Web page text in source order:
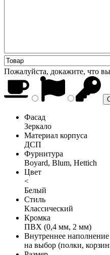
Пожалуйста, докажите, что
Фасад
Зеркало
Материал корпуса
ДСП
Фурнитура
Boyard, Blum, Hettich
Цвет
<
Белый
Стиль
Классический
Кромка
ПВХ (0,4 мм, 2 мм)
Внутреннее наполнение
на выбор (полки,